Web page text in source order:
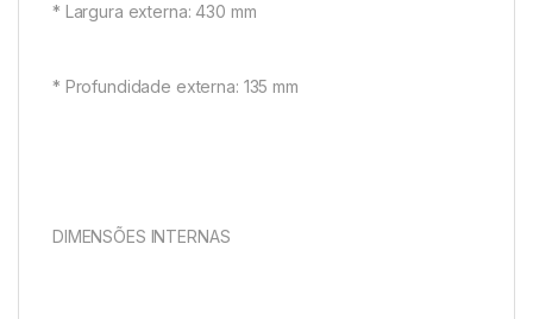
* Largura externa: 430 mm
* Profundidade externa: 135 mm
DIMENSÕES INTERNAS